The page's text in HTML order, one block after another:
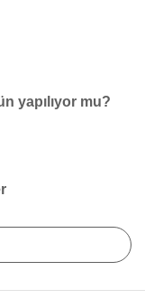
yapılıyor mu?